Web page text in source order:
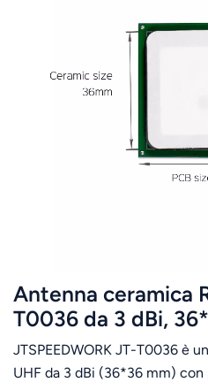
Antenna ceramica
T0036 da 3 dBi,
868/902-928 MHz,
circolare destra
JTSPEEDWORK JT-T0036 è
UHF da 3 dBi (36*36 mm) con